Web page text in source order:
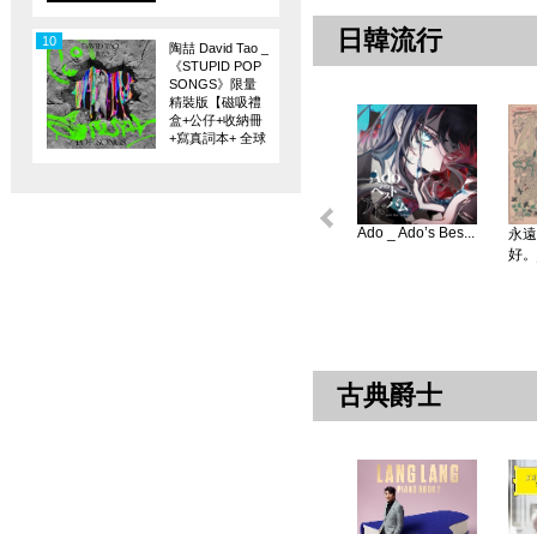
陶喆 David Tao _
《STUPID POP
SONGS》限量
精裝版【磁吸禮
盒+公仔+收納冊
+寫真詞本+ 全球
10 日韓流行
Ado _ Ado’s Bes...
永
好
古典爵士